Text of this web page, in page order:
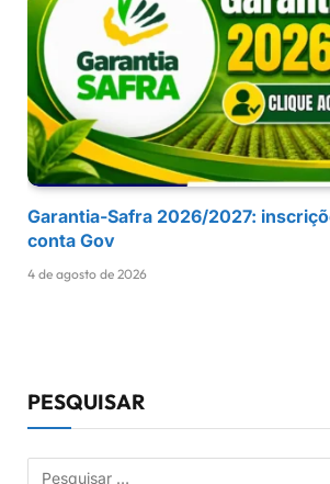
Garantia-Safra 2026/2027:
conta Gov
4 de agosto de 2026
PESQUISAR